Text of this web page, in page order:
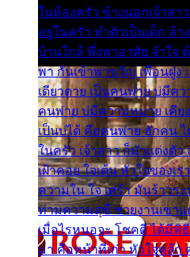
ในห้องครัว ข้างนอกเจ้าสา
อยู่ในครัว ทำตัวเป็นเด็ก ล้า
บ้านใกล้ พึ่งพาอาศัย จำใจ
พา กันเข้าพาขวัญ เพื่อนฝูง
เดียวดาย เป็นคนพ่าย บ่มีคว
คนพ่าย บ่มีความหมาย เคียง
เป็นบ่ได้ คือคนพ่าย ฮักคน
ในครัว เจ้าสาว ก็มัวแต่งตัว
เฝ้าคอย ใจเต้น หัวใจของเ
ความใน ใจ เศร้า มันร้าวร
ท่ามความสุขี ช่วยงานเขาแ
เมื่อไรหนอจะ โชคดี ได้มีพิ
มา คือหน้าที่เก่า หัวใจหล้า